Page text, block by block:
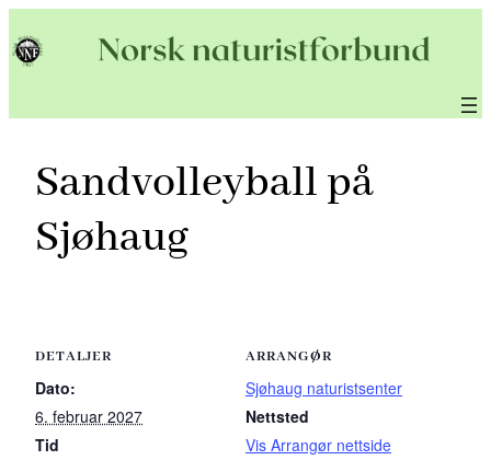
til
Sandvolleyball på
Sjøhaug
DETALJER
Dato:
6. februar 2027
Tid
ARRANGØR
Sjøhaug naturistsenter
Nettsted
Vis Arrangør nettside